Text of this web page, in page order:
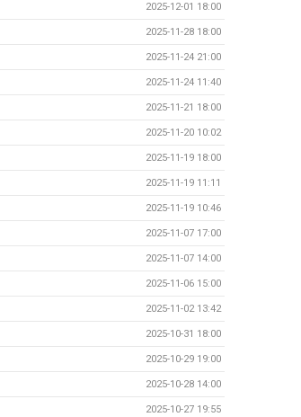
2025-12-01 18:00
2025-11-28 18:00
2025-11-24 21:00
2025-11-24 11:40
2025-11-21 18:00
2025-11-20 10:02
2025-11-19 18:00
2025-11-19 11:11
2025-11-19 10:46
2025-11-07 17:00
2025-11-07 14:00
2025-11-06 15:00
2025-11-02 13:42
2025-10-31 18:00
2025-10-29 19:00
2025-10-28 14:00
2025-10-27 19:55